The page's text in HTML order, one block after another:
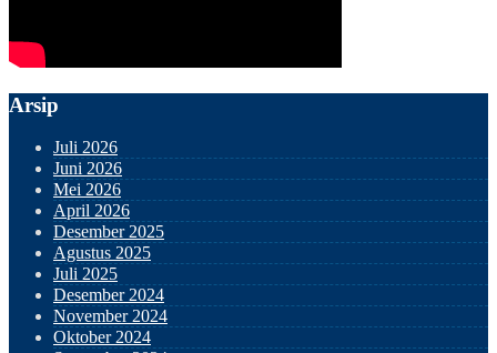
Arsip
Juli 2026
Juni 2026
Mei 2026
April 2026
Desember 2025
Agustus 2025
Juli 2025
Desember 2024
November 2024
Oktober 2024